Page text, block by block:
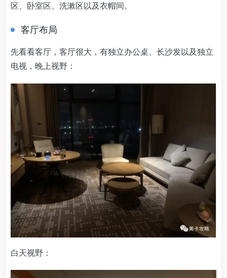
区、卧室区、洗漱区以及衣帽间。
客厅布局
先看看客厅，客厅很大，有独立办公桌、长沙发以及独立
电视，晚上视野：
白天视野：